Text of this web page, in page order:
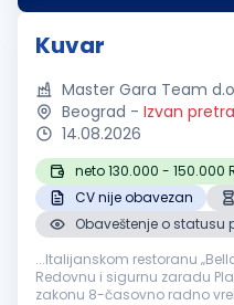
Kuvar
Master Gara Team
Beograd - Izvan
14.08.2026
neto 130.000 - 150.000
CV nije obavezan
Obaveštenje o statusu
...Italijanskom restoranu
Redovnu i sigurnu zaradu
zakonu 8-časovno radno